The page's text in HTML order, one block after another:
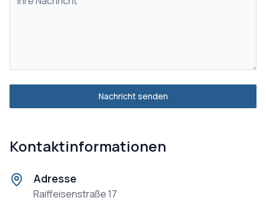
Nachricht senden
Kontaktinformationen
Adresse
Raiffeisenstraße 17